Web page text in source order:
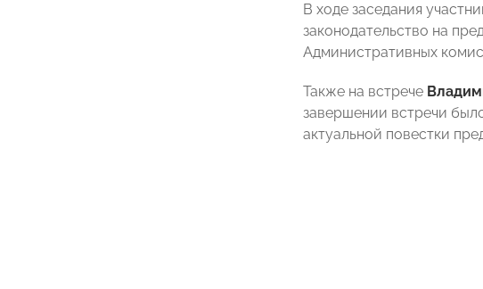
В ходе заседания
законодательство на
Административных
Также на встрече
завершении встречи
актуальной повестки